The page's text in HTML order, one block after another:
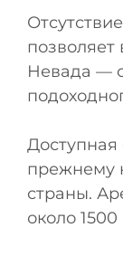
позволяет
Невада —
Доступная
прежнему
страны.
около